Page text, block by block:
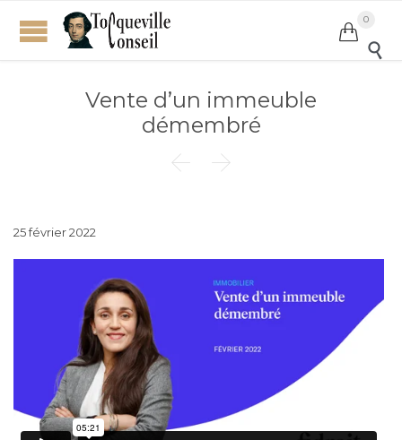

0

Vente d’un immeuble
démembré
 
25 février 2022